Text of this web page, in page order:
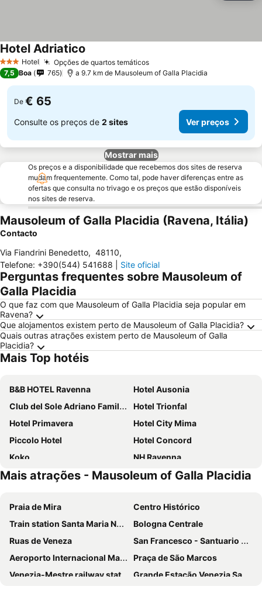
3 EstrelasHotel Opções de quartos temáticos
Hotel Adriatico
7,5 Boa 765 a 9.7 km de Mausoleum of Galla Placidia
De € 65
Consulte os preços de 2 sites Ver preços
Mostrar mais
Os preços e a disponibilidade que recebemos dos sites de reserva
mudam frequentemente. Como tal, pode haver diferenças entre as
ofertas que consulta no trivago e os preços que estão disponíveis
nos sites de reserva.
Mausoleum of Galla Placidia (Ravena, Itália)
Contacto
Via Fiandrini Benedetto, 48110,
Telefone: +390(544) 541688 Site oficial
Perguntas frequentes sobre Mausoleum of
Galla Placidia
O que faz com que Mausoleum of Galla Placidia seja popular em
Ravena?
Que alojamentos existem perto de Mausoleum of Galla Placidia?
Quais outras atrações existem perto de Mausoleum of Galla
Placidia?
Mais Top hotéis
B&B HOTEL Ravenna
Hotel Ausonia
Club del Sole Adriano Family Collection
Hotel Trionfal
Hotel Primavera
Hotel City Mima
Piccolo Hotel
Hotel Concord
Koko
NH Ravenna
Bikini Tropicana Family Hotel
Terme Beach Resort
Sorriso
Hotel Rex
Club del Sole Marina Family Resort
G&D Mi.Ma Condhotel
Grand Hotel Mattei
Rouge Hotel International
Hotel Le Palme
Hotel Roma
Hotel Millepini
Hotel Adriatico
Mais atrações - Mausoleum of Galla Placidia
Praia de Mira
Centro Histórico
Train station Santa Maria Novella
Bologna Centrale
Ruas de Veneza
San Francesco - Santuario della Madonna di Fatima
Aeroporto Internacional Marco Polo
Praça de São Marcos
Venezia-Mestre railway station
Grande Estação Venezia Santa Lucia